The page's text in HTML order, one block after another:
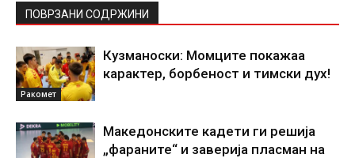
ПОВРЗАНИ СОДРЖИНИ
Ракомет
Кузманоски: Момците покажаа
карактер, борбеност и тимски дух!
Македонските кадети ги решија
„фараните“ и заверија пласман на